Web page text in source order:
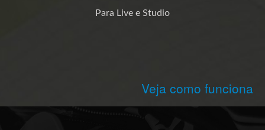
Para Live e Studio
Veja como funciona